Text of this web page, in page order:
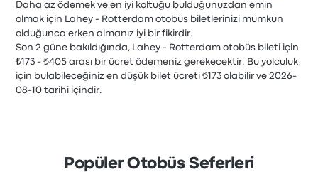
Daha az ödemek ve en iyi koltuğu bulduğunuzdan emin
olmak için Lahey - Rotterdam otobüs biletlerinizi mümkün
olduğunca erken almanız iyi bir fikirdir.
Son 2 güne bakıldığında, Lahey - Rotterdam otobüs bileti için
₺173 - ₺405 arası bir ücret ödemeniz gerekecektir. Bu yolculuk
için bulabileceğiniz en düşük bilet ücreti ₺173 olabilir ve 2026-
08-10 tarihi içindir.
Popüler Otobüs Seferleri